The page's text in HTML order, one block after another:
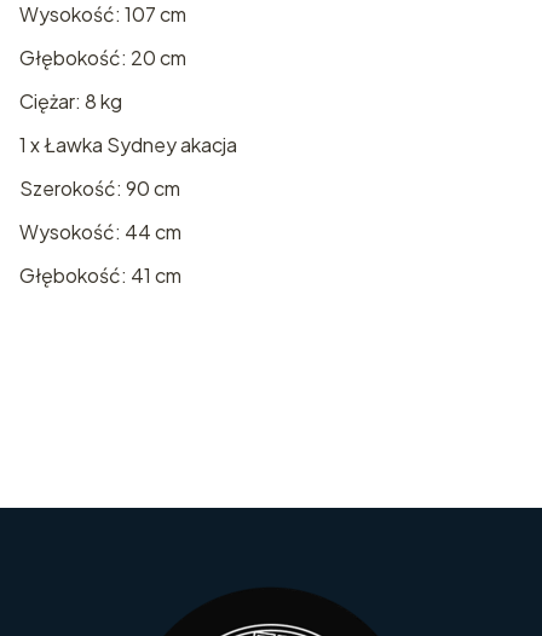
Wysokość: 107 cm
Głębokość: 20 cm
Ciężar: 8 kg
1 x Ławka Sydney akacja
Szerokość: 90 cm
Wysokość: 44 cm
Głębokość: 41 cm